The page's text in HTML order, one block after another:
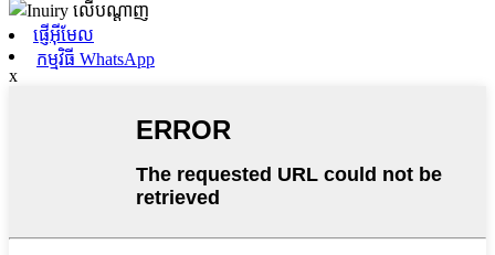
ផ្ញើអ៊ីមែល
កម្មវិធី WhatsApp
x